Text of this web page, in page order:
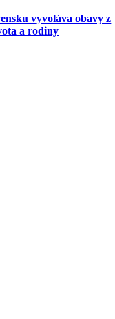
vyvoláva obavy z
a rodiny